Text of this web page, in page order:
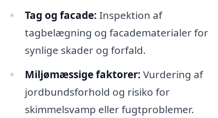
Tag og facade: Inspektion af
tagbelægning og facadematerialer for
synlige skader og forfald.
Miljømæssige faktorer: Vurdering af
jordbundsforhold og risiko for
skimmelsvamp eller fugtproblemer.